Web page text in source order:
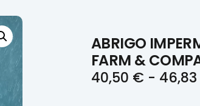
ABRIGO
FARM &
40,50 € - 46,83